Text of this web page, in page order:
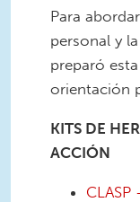
Para
personal y
preparó
orientación
KITS DE
ACCIÓN